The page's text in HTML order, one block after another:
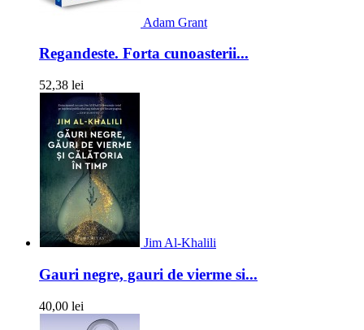
Adam Grant
Regandeste. Forta cunoasterii...
52,38 lei
Jim Al-Khalili
Gauri negre, gauri de vierme si...
40,00 lei